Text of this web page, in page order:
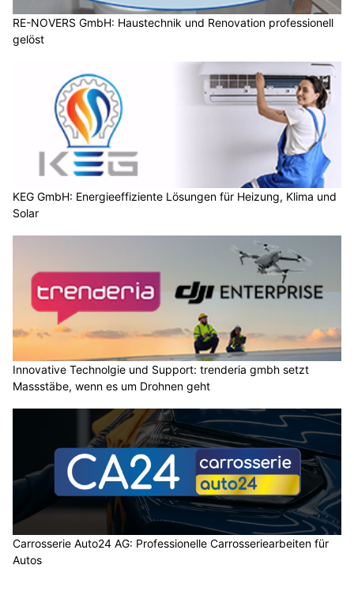
RE-NOVERS GmbH: Haustechnik und Renovation professionell
gelöst
KEG GmbH: Energieeffiziente Lösungen für Heizung, Klima und
Solar
Innovative Technolgie und Support: trenderia gmbh setzt
Massstäbe, wenn es um Drohnen geht
Carrosserie Auto24 AG: Professionelle Carrosseriearbeiten für
Autos